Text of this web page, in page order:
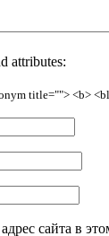
attributes:
title=""> <b>
сайта в